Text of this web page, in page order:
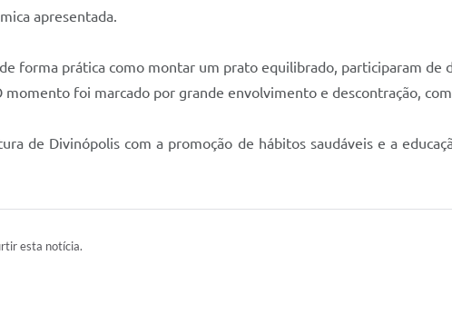
apresentada.
forma prática como montar um prato equilibrado, participaram de
foi marcado por grande envolvimento e descontração,
de Divinópolis com a promoção de hábitos saudáveis e a
esta notícia.